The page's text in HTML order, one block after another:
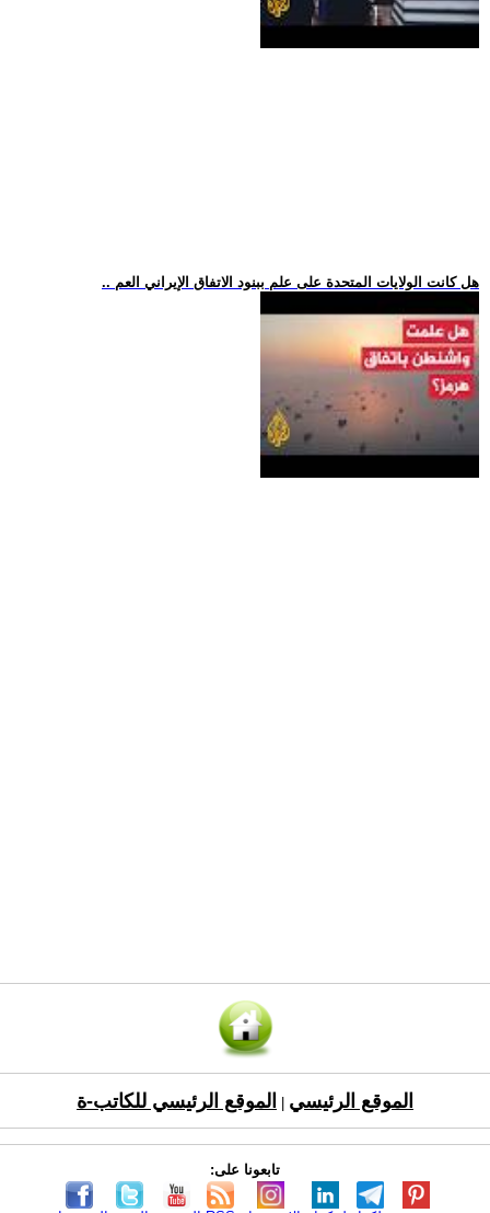
.. هل كانت الولايات المتحدة على علم ببنود الاتفاق الإيراني العم
الموقع الرئيسي الموقع الرئيسي للكاتب-ة
تابعونا على: